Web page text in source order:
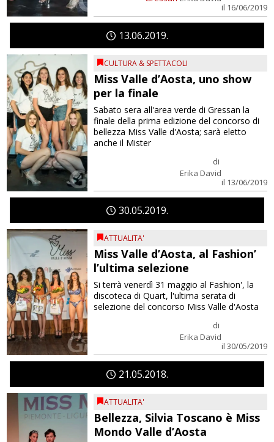
il 16/06/2019
1306 2019
CULTURA & SPETTACOLI
Miss Valle d’Aosta, uno show
per la finale
di
Erika David
il 13/06/2019
Sabato sera all'area verde di Gressan la
finale della prima edizione del concorso di
bellezza Miss Valle d'Aosta; sarà eletto
anche il Mister
3005 2019
ATTUALITA'
Miss Valle d’Aosta, al Fashion’
l’ultima selezione
di
Erika David
il 30/05/2019
Si terrà venerdì 31 maggio al Fashion', la
discoteca di Quart, l'ultima serata di
selezione del concorso Miss Valle d'Aosta
21 05 2018
ATTUALITA'
Bellezza, Silvia Toscano è Miss
Mondo Valle d’Aosta